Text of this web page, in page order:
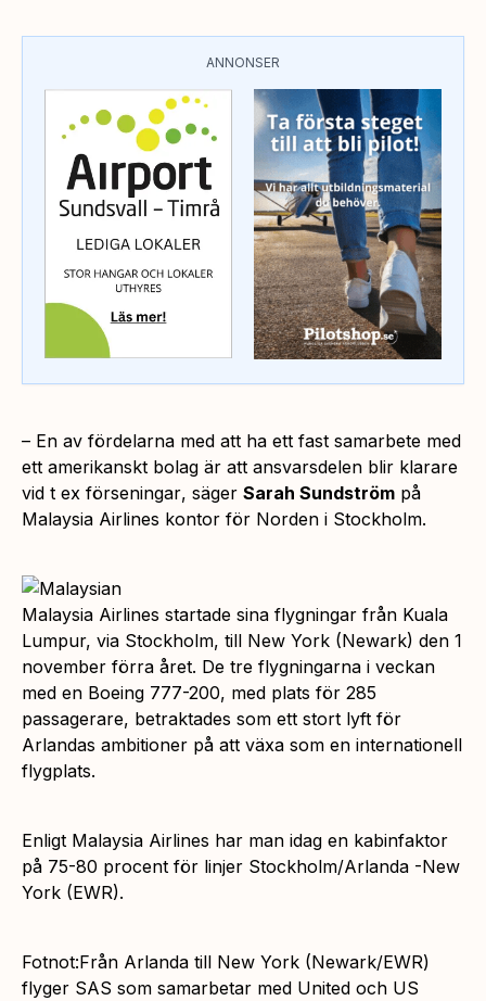
ANNONSER
– En av fördelarna med att ha ett fast samarbete med
ett amerikanskt bolag är att ansvarsdelen blir klarare
vid t ex förseningar, säger Sarah Sundström på
Malaysia Airlines kontor för Norden i Stockholm.
Malaysia Airlines startade sina flygningar från Kuala
Lumpur, via Stockholm, till New York (Newark) den 1
november förra året. De tre flygningarna i veckan
med en Boeing 777-200, med plats för 285
passagerare, betraktades som ett stort lyft för
Arlandas ambitioner på att växa som en internationell
flygplats.
Enligt Malaysia Airlines har man idag en kabinfaktor
på 75-80 procent för linjer Stockholm/Arlanda -New
York (EWR).
Fotnot:Från Arlanda till New York (Newark/EWR)
flyger SAS som samarbetar med United och US